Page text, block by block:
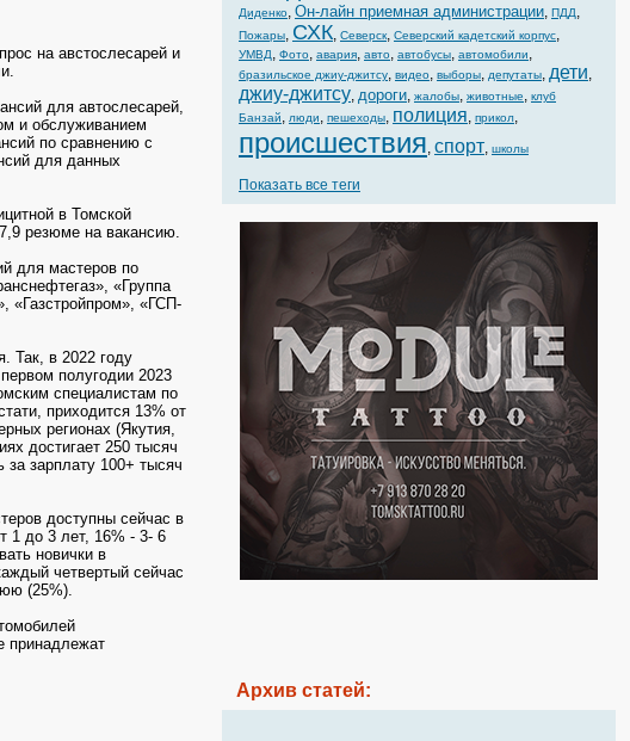
на австослесарей и
для автослесарей,
и обслуживанием
по сравнению с
для данных
в Томской
резюме на вакансию.
для мастеров по
«Группа
«Газстройпром», «ГСП-
Так, в 2022 году
полугодии 2023
специалистам по
приходится 13% от
регионах (Якутия,
достигает 250 тысяч
за зарплату 100+ тысяч
доступны сейчас в
1 до 3 лет, 16% - 3- 6
новички в
четвертый сейчас
(25%).
принадлежат
Диденко, Он-лайн приемная администрации, ПДД,
Пожары, СХК, Северск, Северский кадетский корпус,
УМВД, Фото, авария, авто, автобусы, автомобили,
бразильское джиу-джитсу, видео, выборы, депутаты, дети,
джиу-джитсу, дороги, жалобы, животные, клуб
Банзай, люди, пешеходы, полиция, прикол,
происшествия, спорт, школы
Показать все теги
Архив статей: